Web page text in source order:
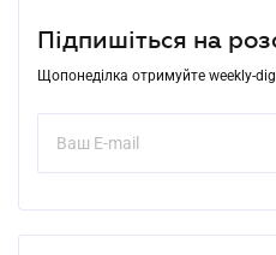
Підпишіться на
Щопонеділка отримуйте weekly-